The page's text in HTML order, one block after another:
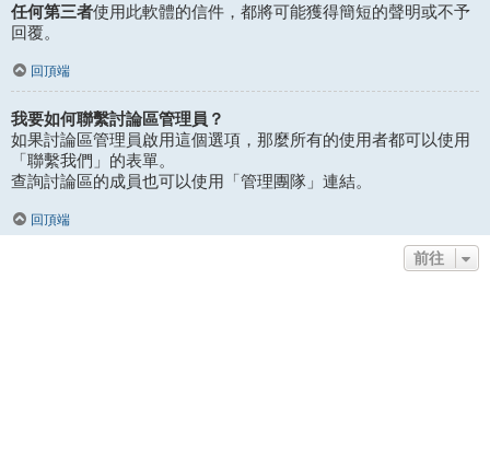
任何第三者使用此軟體的信件，都將可能獲得簡短的聲明或不予
回覆。
回頂端
我要如何聯繫討論區管理員？
如果討論區管理員啟用這個選項，那麼所有的使用者都可以使用
「聯繫我們」的表單。
查詢討論區的成員也可以使用「管理團隊」連結。
回頂端
前往